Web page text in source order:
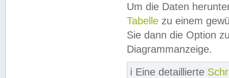
Um die Daten
Tabelle zu einem
Sie dann die Option
Diagrammanzeige.
ℹ️ Eine detaillierte